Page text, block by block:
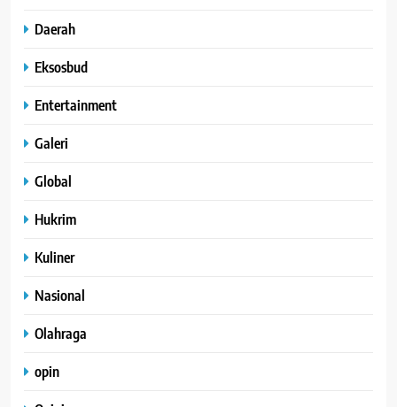
Daerah
Eksosbud
Entertainment
Galeri
Global
Hukrim
Kuliner
Nasional
Olahraga
opin